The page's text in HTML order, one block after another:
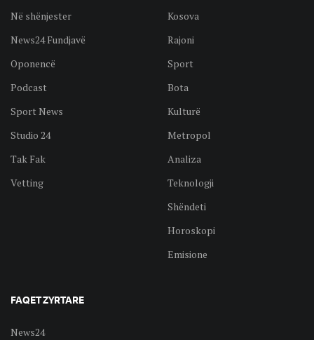
Në shënjester
News24 Fundjavë
Oponencë
Podcast
Sport News
Studio 24
Tak Fak
Vetting
Kosova
Rajoni
Sport
Bota
Kulturë
Metropol
Analiza
Teknologji
Shëndeti
Horoskopi
Emisione
FAQET ZYRTARE
News24